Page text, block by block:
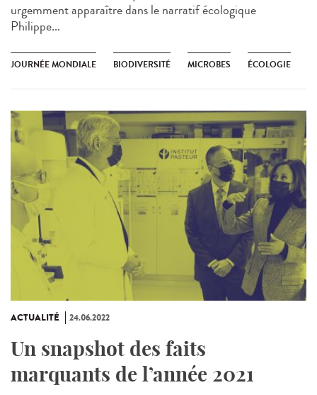
urgemment apparaître dans le narratif écologique
Philippe...
JOURNÉE MONDIALE BIODIVERSITÉ MICROBES ÉCOLOGIE
ACTUALITÉ 24.06.2022
Un snapshot des faits
marquants de l’année 2021